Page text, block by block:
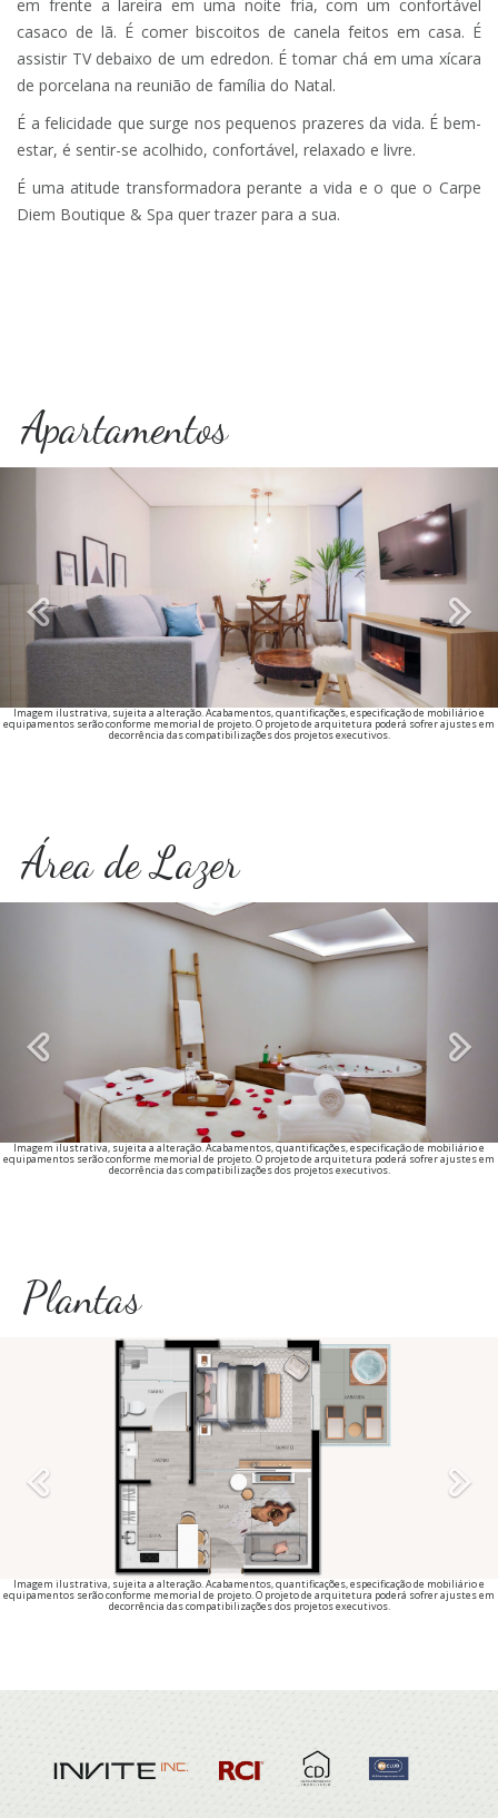
em frente a lareira em uma noite fria, com um confortável
casaco de lã. É comer biscoitos de canela feitos em casa. É
assistir TV debaixo de um edredon. É tomar chá em uma xícara
de porcelana na reunião de família do Natal.
É a felicidade que surge nos pequenos prazeres da vida. É bem-
estar, é sentir-se acolhido, confortável, relaxado e livre.
É uma atitude transformadora perante a vida e o que o Carpe
Diem Boutique & Spa quer trazer para a sua.
Apartamentos
Previous
Imagem ilustrativa, sujeita a alteração. Acabamentos, quantificações, especificação de mobiliário e
equipamentos serão conforme memorial de projeto. O projeto de arquitetura poderá sofrer ajustes em
decorrência das compatibilizações dos projetos executivos.
Área de Lazer
Previous
Imagem ilustrativa, sujeita a alteração. Acabamentos, quantificações, especificação de mobiliário e
equipamentos serão conforme memorial de projeto. O projeto de arquitetura poderá sofrer ajustes em
decorrência das compatibilizações dos projetos executivos.
Plantas
Previous
Imagem ilustrativa, sujeita a alteração. Acabamentos, quantificações, especificação de mobiliário e
equipamentos serão conforme memorial de projeto. O projeto de arquitetura poderá sofrer ajustes em
decorrência das compatibilizações dos projetos executivos.